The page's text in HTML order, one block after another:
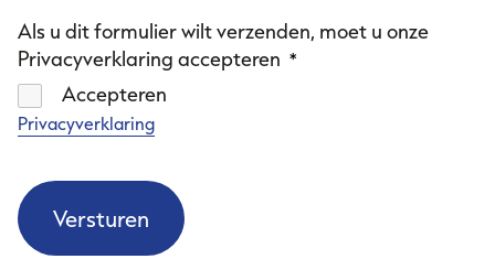
Als u dit formulier wilt verzenden, moet u onze
Privacyverklaring accepteren *
Accepteren
Privacyverklaring